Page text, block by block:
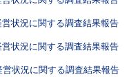
状況に関する調査結果報告
状況に関する調査結果報告
状況に関する調査結果報告